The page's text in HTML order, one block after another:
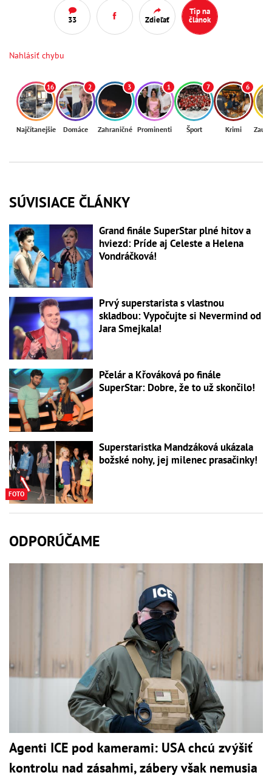
33 Zdieľať
Tip na
článok
Nahlásiť chybu
16
Najčítanejšie
2
Domáce
3
Zahraničné
1
Prominenti
7
Šport
6
Krimi
SÚVISIACE ČLÁNKY
Grand finále SuperStar plné hitov a
hviezd: Príde aj Celeste a Helena
Vondráčková!
Prvý superstarista s vlastnou
skladbou: Vypočujte si Nevermind od
Jara Smejkala!
Pčelár a Křováková po finále
SuperStar: Dobre, že to už skončilo!
FOTO
Superstaristka Mandzáková ukázala
božské nohy, jej milenec prasačinky!
ODPORÚČAME
Agenti ICE pod kamerami: USA chcú zvýšiť
kontrolu nad zásahmi, zábery však nemusia